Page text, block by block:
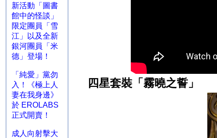
新活動「圖書
館中的怪談」
限定團員「雪
江」以及全新
銀河團員「米
德」登場！
「純愛」黨勿
入！《極上人
妻在我身邊》
於 EROLABS
正式開賣！
成人向射擊大
四星套裝「霧曉之誓」